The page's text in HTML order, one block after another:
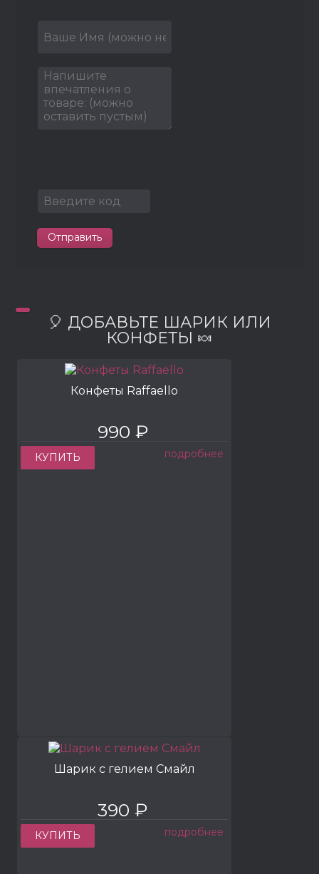
Отправить
🎈 ДОБАВЬТЕ ШАРИК ИЛИ
КОНФЕТЫ 🍬
Конфеты Raffaello
990 ₽
КУПИТЬ подробнее
Шарик с гелием Смайл
390 ₽
КУПИТЬ подробнее